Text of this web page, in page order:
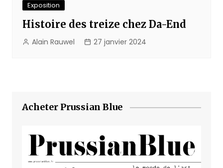
Exposition
Histoire des treize chez Da-End
Alain Rauwel 27 janvier 2024
Acheter Prussian Blue